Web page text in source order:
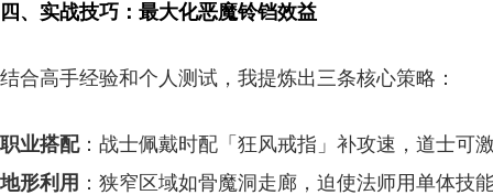
四、实战技巧：最大化恶魔铃铛效益
结合高手经验和个人测试，我提炼出三条核心策略：
职业搭配：战士佩戴时配「狂风戒指」补攻速，道士可
地形利用 ：狭窄区域如骨魔洞走廊，迫使法师用单体技